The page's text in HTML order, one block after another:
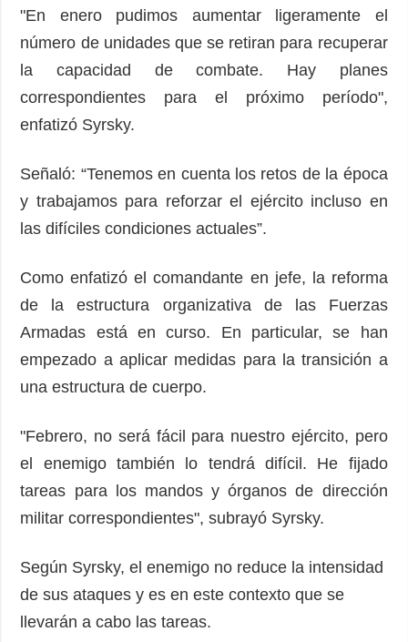
"En enero pudimos aumentar ligeramente el
número de unidades que se retiran para recuperar
la capacidad de combate. Hay planes
correspondientes para el próximo período",
enfatizó Syrsky.
Señaló: “Tenemos en cuenta los retos de la época
y trabajamos para reforzar el ejército incluso en
las difíciles condiciones actuales”.
Como enfatizó el comandante en jefe, la reforma
de la estructura organizativa de las Fuerzas
Armadas está en curso. En particular, se han
empezado a aplicar medidas para la transición a
una estructura de cuerpo.
"Febrero, no será fácil para nuestro ejército, pero
el enemigo también lo tendrá difícil. He fijado
tareas para los mandos y órganos de dirección
militar correspondientes", subrayó Syrsky.
Según Syrsky, el enemigo no reduce la intensidad
de sus ataques y es en este contexto que se
llevarán a cabo las tareas.